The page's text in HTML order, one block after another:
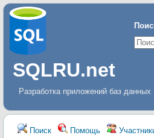
SQLRU.net
Разработка приложений баз данных
Поиск Помощь